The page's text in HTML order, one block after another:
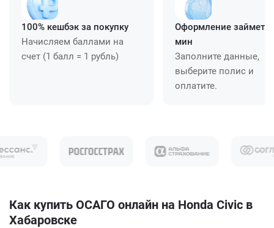
100% кешбэк за покупку
Начисляем баллами на
счет (1 балл = 1 рубль)
Оформление займет
мин
Заполните данные,
выберите полис и
оплатите.
Как купить ОСАГО онлайн на Honda Civic в
Хабаровске